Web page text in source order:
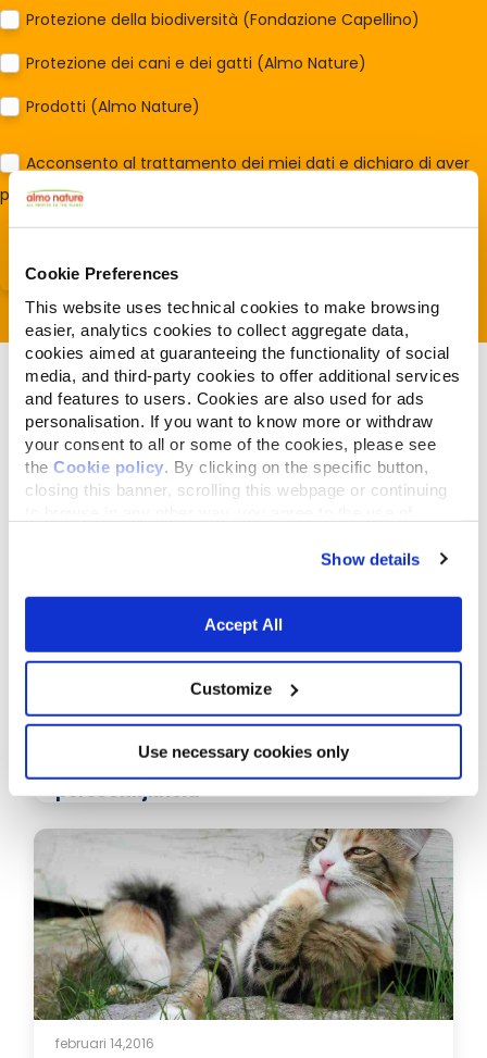
Cookie Preferences
This website uses technical cookies to make browsing
easier, analytics cookies to collect aggregate data,
cookies aimed at guaranteeing the functionality of social
media, and third-party cookies to offer additional services
and features to users. Cookies are also used for ads
personalisation. If you want to know more or withdraw
your consent to all or some of the cookies, please see
the Cookie policy . By clicking on the specific button,
closing this banner, scrolling this webpage or continuing
Show details
Accept All
Customize
Use necessary cookies only
Protezione della biodiversità (Fondazione Capellino)
Protezione dei cani e dei gatti (Almo Nature)
Prodotti (Almo Nature)
Acconsento al trattamento dei miei dati e dichiaro di aver
preso visione della
Gerelateerde artikelen
februari 14,2016
Hond of kat? Het ligt aan uw
persoonlijkheid
februari 14,2016